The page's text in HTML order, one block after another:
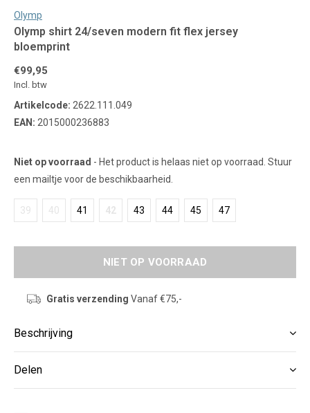
Olymp
Olymp shirt 24/seven modern fit flex jersey
bloemprint
€99,95
Incl. btw
Artikelcode: 2622.111.049
EAN: 2015000236883
Niet op voorraad - Het product is helaas niet op voorraad. Stuur
een mailtje voor de beschikbaarheid.
39 40 41 42 43 44 45 47
NIET OP VOORRAAD
Gratis verzending Vanaf €75,-
Beschrijving
Delen